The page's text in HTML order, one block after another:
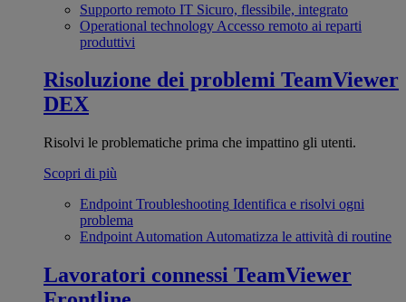
Supporto remoto IT Sicuro, flessibile, integrato
Operational technology Accesso remoto ai reparti
produttivi
Risoluzione dei problemi TeamViewer
DEX
Risolvi le problematiche prima che impattino gli utenti.
Scopri di più
Endpoint Troubleshooting Identifica e risolvi ogni
problema
Endpoint Automation Automatizza le attività di routine
Lavoratori connessi TeamViewer